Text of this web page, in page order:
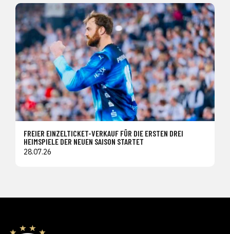
FREIER EINZELTICKET-VERKAUF FÜR DIE ERSTEN DREI
HEIMSPIELE DER NEUEN SAISON STARTET
28.07.26